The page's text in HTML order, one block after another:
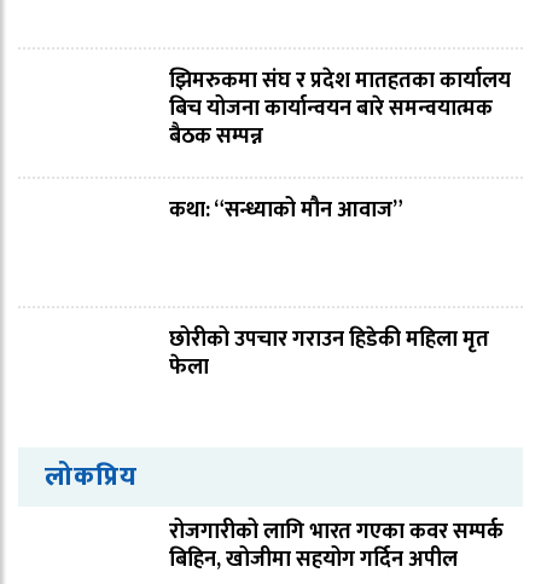
झिमरुकमा संघ र प्रदेश मातहतका कार्यालय
बिच योजना कार्यान्वयन बारे समन्वयात्मक
बैठक सम्पन्न
कथा: “सन्ध्याको मौन आवाज”
छोरीको उपचार गराउन हिडेकी महिला मृत
फेला
लोकप्रिय
रोजगारीको लागि भारत गएका कवर सम्पर्क
बिहिन, खोजीमा सहयोग गर्दिन अपील